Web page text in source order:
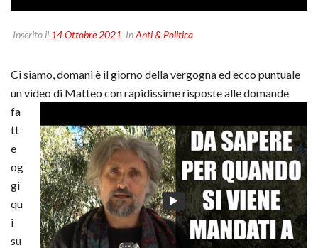
Inserito il 14 Ottobre 2021 InAnti & Politica
Ci siamo, domani è il giorno della vergogna ed ecco puntuale
un video di Matteo con rapidissime risposte alle domande
fa
tt
e
og
gi
qu
i
su